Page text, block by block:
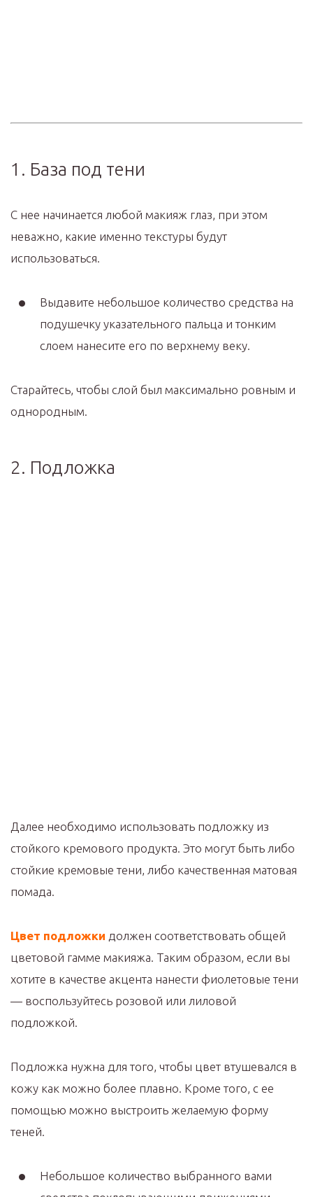
1. База под тени
С нее начинается любой макияж глаз, при этом
неважно, какие именно текстуры будут
использоваться.
Выдавите небольшое количество средства на
подушечку указательного пальца и тонким
слоем нанесите его по верхнему веку.
Старайтесь, чтобы слой был максимально ровным и
однородным.
2. Подложка
Далее необходимо использовать подложку из
стойкого кремового продукта. Это могут быть либо
стойкие кремовые тени, либо качественная матовая
помада.
Цвет подложки должен соответствовать общей
цветовой гамме макияжа. Таким образом, если вы
хотите в качестве акцента нанести фиолетовые тени
— воспользуйтесь розовой или лиловой
подложкой.
Подложка нужна для того, чтобы цвет втушевался в
кожу как можно более плавно. Кроме того, с ее
помощью можно выстроить желаемую форму
теней.
Небольшое количество выбранного вами